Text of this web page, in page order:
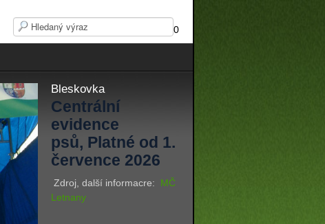
0
Bleskovka
Centrální
evidence
psů, Platné od 1.
července 2026
Zdroj, další informacre: MČ
Letnany